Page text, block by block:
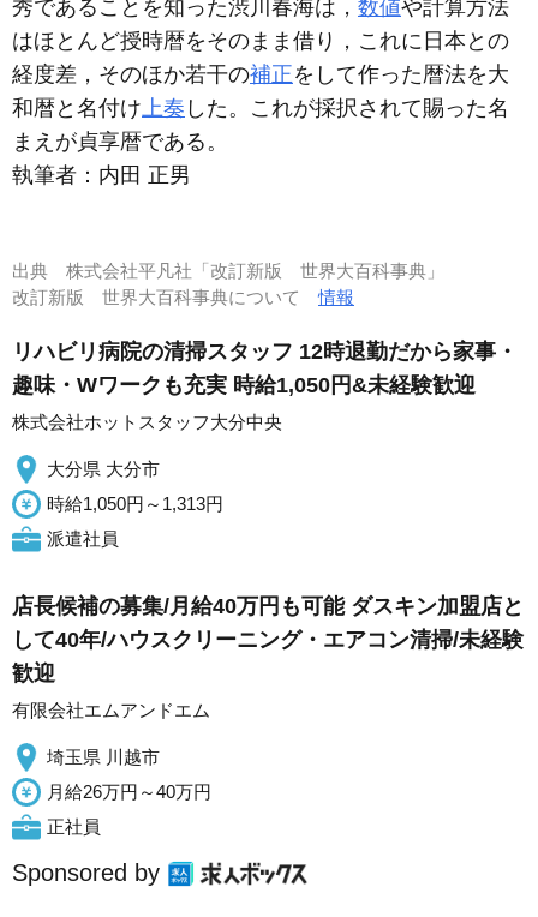
秀であることを知った渋川春海は， 数値や計算方法
はほとんど授時暦をそのまま借り，これに日本との
経度差，そのほか若干の補正をして作った暦法を大
和暦と名付け上奏 した。これが採択されて賜った名
まえが貞享暦である。
執筆者： 内田 正男
出典 株式会社平凡社「改訂新版 世界大百科事典」
改訂新版 世界大百科事典について情報
リハビリ病院の清掃スタッフ 12時退勤だから家事・
趣味・Wワークも充実 時給1,050円&未経験歓迎
株式会社ホットスタッフ大分中央
大分県 大分市
時給1,050円～1,313円
派遣社員
店長候補の募集/月給40万円も可能 ダスキン加盟店と
して40年/ハウスクリーニング・エアコン清掃/未経験
歓迎
有限会社エムアンドエム
埼玉県 川越市
月給26万円～40万円
正社員
Sponsored by